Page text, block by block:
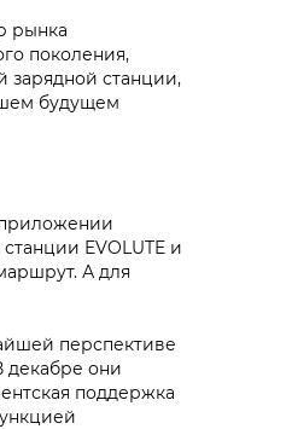
рынка
поколения,
зарядной станции,
будущем
EVOLUTE и
А для
перспективе
декабре они
поддержка